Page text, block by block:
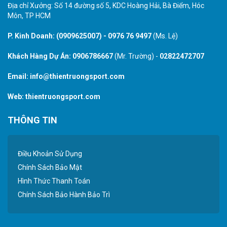
Địa chỉ Xưởng: Số 14 đường số 5, KDC Hoàng Hải, Bà Điểm, Hóc
Môn, TP HCM
P. Kinh Doanh: (0909625007) - 0976 76 9497(Ms. Lệ)
Khách Hàng Dự Án: 0906786667(Mr. Trường) - 02822472707
Email: info@thientruongsport.com
Web: thientruongsport.com
THÔNG TIN
Điều Khoản Sử Dụng
Chính Sách Bảo Mật
Hình Thức Thanh Toán
Chính Sách Bảo Hành Bảo Trì